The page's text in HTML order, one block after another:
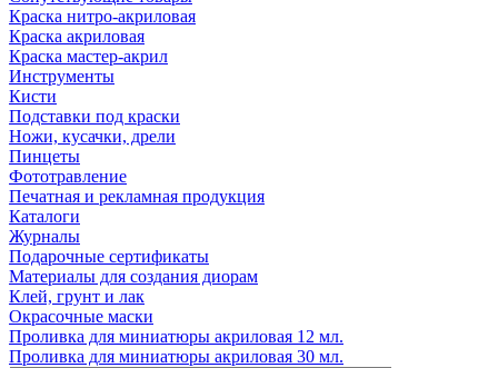
Краска нитро-акриловая
Краска акриловая
Краска мастер-акрил
Инструменты
Кисти
Подставки под краски
Ножи, кусачки, дрели
Пинцеты
Фототравление
Печатная и рекламная продукция
Каталоги
Журналы
Подарочные сертификаты
Материалы для создания диорам
Клей, грунт и лак
Окрасочные маски
Проливка для миниатюры акриловая 12 мл.
Проливка для миниатюры акриловая 30 мл.